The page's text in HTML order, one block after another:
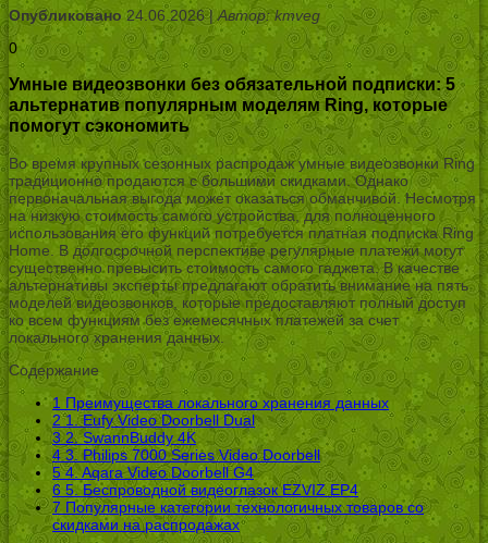
Опубликовано24.06.2026 |Автор: kmveg
0
Умные видеозвонки без обязательной подписки: 5
альтернатив популярным моделям Ring, которые
помогут сэкономить
Во время крупных сезонных распродаж умные видеозвонки Ring
традиционно продаются с большими скидками. Однако
первоначальная выгода может оказаться обманчивой. Несмотря
на низкую стоимость самого устройства, для полноценного
использования его функций потребуется платная подписка Ring
Home. В долгосрочной перспективе регулярные платежи могут
существенно превысить стоимость самого гаджета. В качестве
альтернативы эксперты предлагают обратить внимание на пять
моделей видеозвонков, которые предоставляют полный доступ
ко всем функциям без ежемесячных платежей за счет
локального хранения данных.
Содержание
1 Преимущества локального хранения данных
21. Eufy Video Doorbell Dual
32. SwannBuddy 4K
43. Philips 7000 Series Video Doorbell
54. Aqara Video Doorbell G4
6 5. Беспроводной видеоглазок EZVIZ EP4
7 Популярные категории технологичных товаров со
скидками на распродажах